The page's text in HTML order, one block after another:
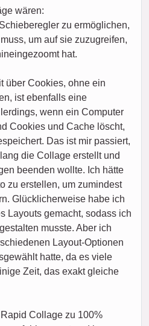
wären:
zu ermöglichen,
um auf sie zuzugreifen,
hat.
über Cookies, ohne ein
ist ebenfalls eine
wenn ein Computer
Cookies und Cache löscht,
Das ist mir passiert,
die Collage erstellt und
beenden wollte. Ich hätte
zu erstellen, um zumindest
Glücklicherweise habe ich
Layouts gemacht, sodass ich
musste. Aber ich
Layout-Optionen
hatte, da es viele
Zeit, das exakt gleiche
Collage zu 100%